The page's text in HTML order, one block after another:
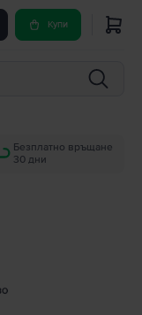
Купи
Безплатно връщане
30 дни